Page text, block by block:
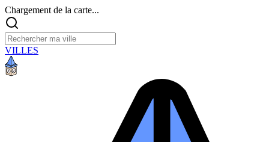
Chargement de la carte...
VILLES